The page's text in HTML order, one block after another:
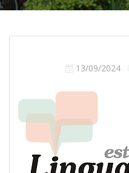
13/09/2024